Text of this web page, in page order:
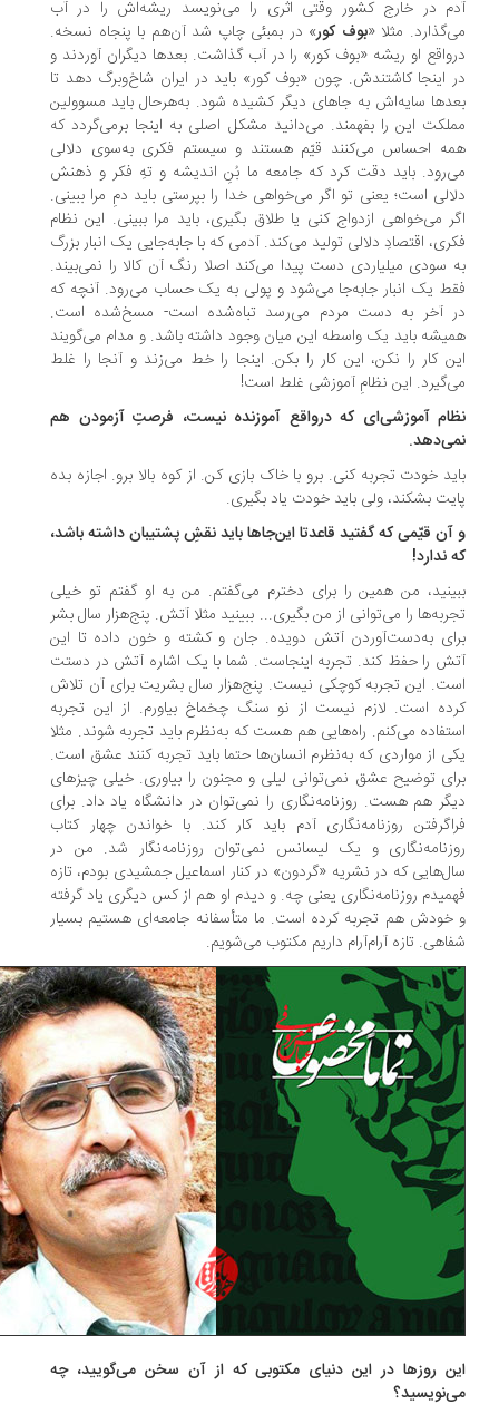
در خارج کشور وقتی اثری را می‌نویسد ریشه‌اش را در آب
مثلا « بوف کور» در بمبئی چاپ شد آن‌هم با پنجاه نسخه.
او ریشه‌ «بوف کور» را در آب گذاشت. بعدها دیگران آوردند و
اینجا کاشتندش. چون «بوف کور» باید در ایران شاخ‌وبرگ دهد تا
سایه‌اش به جاهای دیگر کشیده شود. به‌هرحال باید مسوولین
این را بفهمند. می‌دانید مشکل اصلی به اینجا برمی‌گردد که
احساس می‌کنند قیّم هستند و سیستم فکری به‌سوی دلالی
باید دقت کرد که جامعه‌ ما بُنِ اندیشه و تهِ فکر و ذهنش
ا‌ست؛ یعنی تو اگر می‌خواهی خدا را بپرستی باید دمِ مرا ببینی.
می‌خواهی ازدواج کنی یا طلاق بگیری، باید مرا ببینی. این نظام
اقتصادِ دلالی تولید می‌کند. آدمی که با جابه‌جایی یک انبار بزرگ
سودی میلیاردی دست پیدا می‌کند اصلا رنگ آن کالا را نمی‌بیند.
یک انبار جابه‌جا می‌شود و پولی به یک حساب می‌رود. آنچه که
آخر به دست مردم می‌رسد تباه‌شده است- مسخ‌شده است.
باید یک واسطه این میان وجود داشته باشد. و مدام می‌گویند
کار را نکن، این کار را بکن. اینجا را خط می‌زند و آنجا را غلط
این نظامِ آموزشی غلط است!
آموزشی‌ای که درواقع آموزنده نیست، فرصتِ آزمودن هم
خودت تجربه کنی. برو با خاک بازی کن. از کوه بالا برو. اجازه بده
بشکند، ولی باید خودت یاد بگیری.
قیّمی که گفتید قاعدتا این‌جاها باید نقشِ پشتیبان داشته باشد،
ندارد!
من همین را برای دخترم می‌گفتم. من به او گفتم تو خیلی
را می‌توانی از من بگیری... ببینید مثلا آتش. پنج‌هزار سال بشر
به‌دست‌آوردن آتش دویده. جان و کشته و خون داده تا این
را حفظ کند. تجربه اینجاست. شما با یک اشاره آتش در دستت
این تجربه‌ کوچکی نیست. پنج‌هزار سال بشریت برای آن تلاش
‌است. لازم نیست از نو سنگ چخماخ بیاورم. از این تجربه
می‌کنم. راه‌هایی هم هست که به‌نظرم باید تجربه شوند. مثلا
از مواردی که به‌نظرم انسان‌ها حتما باید تجربه کنند عشق است.
توضیح عشق نمی‌توانی لیلی و مجنون را بیاوری. خیلی چیزهای
هم هست. روزنامه‌نگاری را نمی‌توان در دانشگاه یاد داد. برای
روزنامه‌نگاری آدم باید کار کند. با خواندن چهار کتاب
و یک لیسانس نمی‌توان روزنامه‌نگار شد. من در
که در نشریه‌ «گردون» در کنار اسماعیل جمشیدی بودم، تازه
روزنامه‌نگاری یعنی چه. و دیدم او هم از کس دیگری یاد گرفته
هم تجربه کرده است. ما متأسفانه جامعه‌ای هستیم بسیار
تازه آرام‌آرام داریم مکتوب می‌شویم.
روزها در این دنیای مکتوبی که از آن سخن می‌گویید، چه